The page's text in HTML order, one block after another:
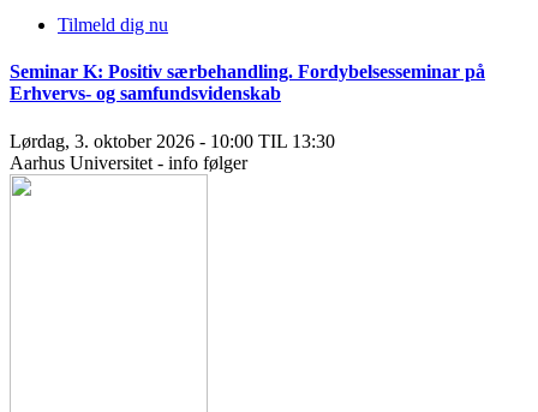
Tilmeld dig nu
Seminar K: Positiv særbehandling. Fordybelsesseminar på
Erhvervs- og samfundsvidenskab
Lørdag, 3. oktober 2026 - 10:00 TIL 13:30
Aarhus Universitet - info følger